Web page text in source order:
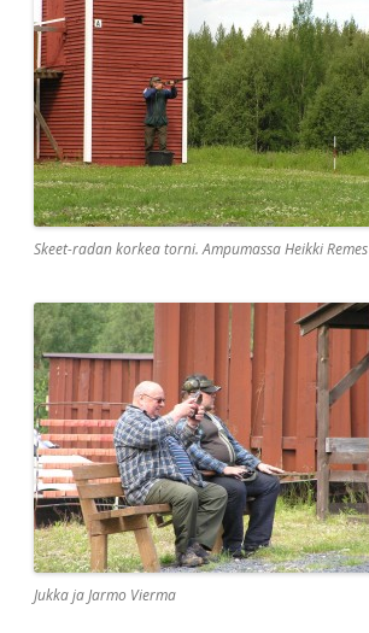
Skeet-radan korkea torni. Ampumassa Heikki Remes
Jukka ja Jarmo Vierma